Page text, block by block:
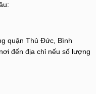
quận Thủ Đức, Bình
đến địa chỉ nếu số lượng